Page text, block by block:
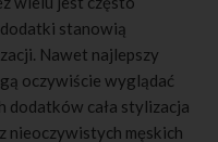
dodatki stanowią
Nawet najlepszy
oczywiście wyglądać
dodatków cała stylizacja
z nieoczywistych męskich